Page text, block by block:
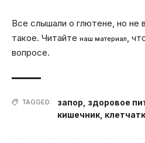
Все слышали о глютене, но не
такое. Читайте наш материал,
вопросе.
TAGGED: запор здоровое
кишечник